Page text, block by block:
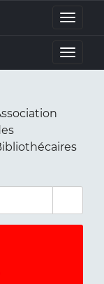
Toggle
Toggle